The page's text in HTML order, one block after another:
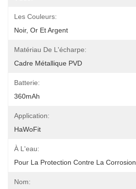
Les Couleurs:
Noir, Or Et Argent
Matériau De L'écharpe:
Cadre Métallique PVD
Batterie:
360mAh
Application:
HaWoFit
À L'eau:
Pour La Protection Contre La Corrosion
Nom: